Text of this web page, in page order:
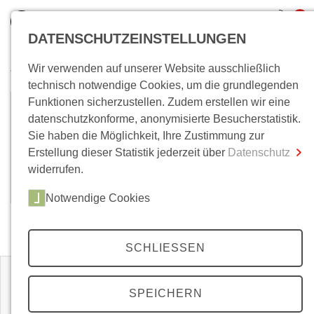
inkl. MwSt.
0,00 €
Zum Warenkorb Zur Kasse
Wo bin ich?
Isabel Hull
Isabel V. Hull, Prof. Dr., Historikerin , lehrt an der
Cornell University in Ithaca, USA.
(Stand: August 2021)
Zeitschriften
DATENSCHUTZEINSTELLUNGEN
Wir verwenden auf unserer Website ausschließlich
technisch notwendige Cookies, um die grundlegenden
Funktionen sicherzustellen. Zudem erstellen wir eine
datenschutzkonforme, anonymisierte Besucherstatistik.
Sie haben die Möglichkeit, Ihre Zustimmung zur
Erstellung dieser Statistik jederzeit über Datenschutz
widerrufen.
Notwendige Cookies
SCHLIESSEN
SPEICHERN